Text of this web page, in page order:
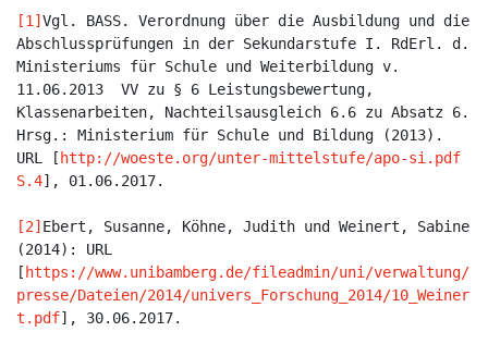
[1] Vgl. BASS. Verordnung über die Ausbildung und die
Abschlussprüfungen in der Sekundarstufe I. RdErl. d.
Ministeriums für Schule und Weiterbildung v.
11.06.2013  VV zu § 6 Leistungsbewertung,
Klassenarbeiten, Nachteilsausgleich 6.6 zu Absatz 6.
Hrsg.: Ministerium für Schule und Bildung (2013).
URL [ http://woeste.org/unter-mittelstufe/apo-si.pdf
S.4], 01.06.2017.
[2] Ebert, Susanne, Köhne, Judith und Weinert, Sabine
(2014): URL
[ https://www.unibamberg.de/fileadmin/uni/verwaltung/
presse/Dateien/2014/univers_Forschung_2014/10_Weiner
t.pdf], 30.06.2017.